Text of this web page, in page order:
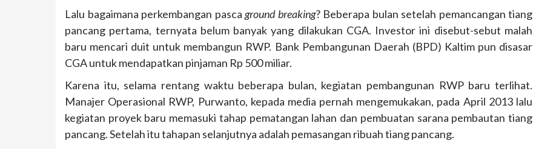
Lalu bagaimana perkembangan pasca ground breaking? Beberapa bulan setelah pemancangan tiang
pancang pertama, ternyata belum banyak yang dilakukan CGA. Investor ini disebut-sebut malah
baru mencari duit untuk membangun RWP. Bank Pembangunan Daerah (BPD) Kaltim pun disasar
CGA untuk mendapatkan pinjaman Rp 500 miliar.
Karena itu, selama rentang waktu beberapa bulan, kegiatan pembangunan RWP baru terlihat.
Manajer Operasional RWP, Purwanto, kepada media pernah mengemukakan, pada April 2013 lalu
kegiatan proyek baru memasuki tahap pematangan lahan dan pembuatan sarana pembautan tiang
pancang. Setelah itu tahapan selanjutnya adalah pemasangan ribuah tiang pancang.